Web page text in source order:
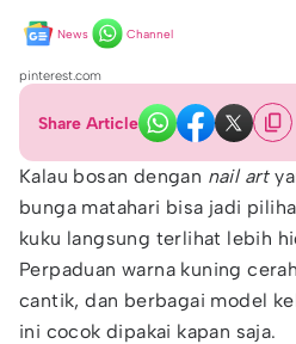
News Channel
pinterest.com
Share Article
Kalau bosan dengan nail art
bunga matahari bisa jadi
kuku langsung terlihat lebih
Perpaduan warna kuning
cantik, dan berbagai model
ini cocok dipakai kapan saja.